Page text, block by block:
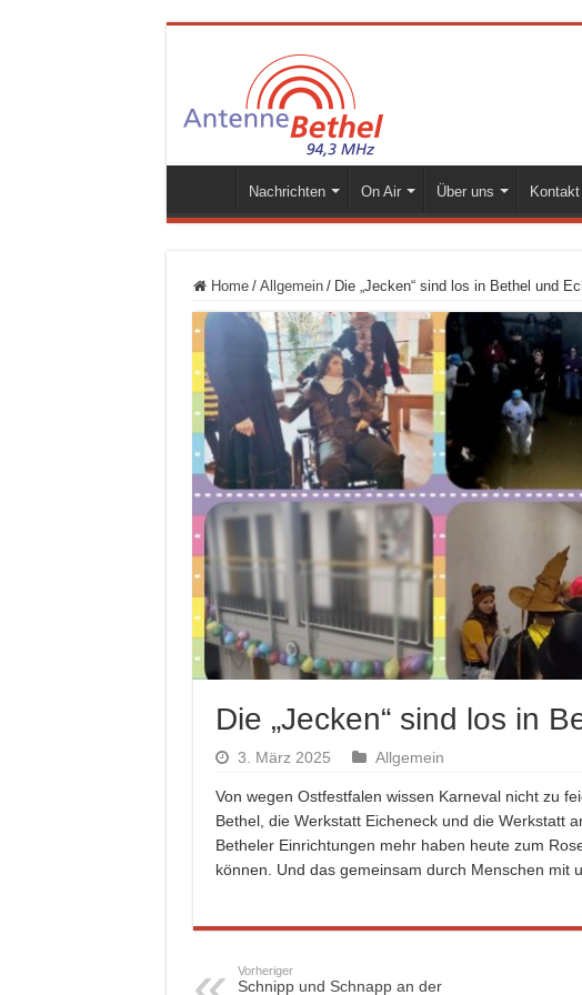
Nachrichten On Air Über uns Kontakt
Home / Allgemein / Die „Jecken“ sind los in Bethel und
Die „Jecken“ sind los in
3. März 2025 Allgemein
Von wegen Ostfestfalen wissen Karneval nicht zu
Bethel, die Werkstatt Eicheneck und die Werkstatt
Betheler Einrichtungen mehr haben heute zum
können. Und das gemeinsam durch Menschen mit
Vorheriger
Schnipp und Schnapp an der